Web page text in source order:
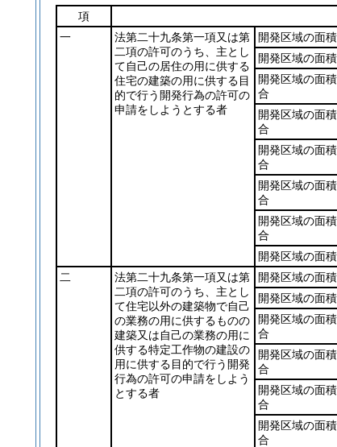
項
一
法第二十九条第一項又は第
二項の許可のうち、主とし
て自己の居住の用に供する
住宅の建築の用に供する目
的で行う開発行為の許可の
申請をしようとする者
開発区域の面
開発区域の面
開発区域の面
合
開発区域の面
合
開発区域の面
合
開発区域の面
合
開発区域の面
合
開発区域の面
二
法第二十九条第一項又は第
二項の許可のうち、主とし
て住宅以外の建築物で自己
の業務の用に供するものの
建築又は自己の業務の用に
供する特定工作物の建設の
用に供する目的で行う開発
行為の許可の申請をしよう
とする者
開発区域の面
開発区域の面
開発区域の面
合
開発区域の面
合
開発区域の面
合
開発区域の面
合